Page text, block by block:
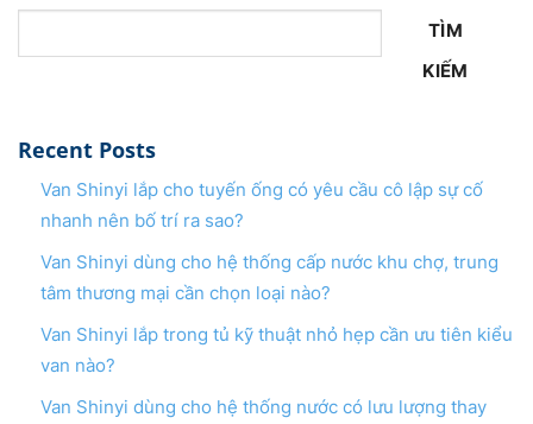
TÌM
KIẾM
Recent Posts
Van Shinyi lắp cho tuyến ống có yêu cầu cô lập sự cố
nhanh nên bố trí ra sao?
Van Shinyi dùng cho hệ thống cấp nước khu chợ, trung
tâm thương mại cần chọn loại nào?
Van Shinyi lắp trong tủ kỹ thuật nhỏ hẹp cần ưu tiên kiểu
van nào?
Van Shinyi dùng cho hệ thống nước có lưu lượng thay